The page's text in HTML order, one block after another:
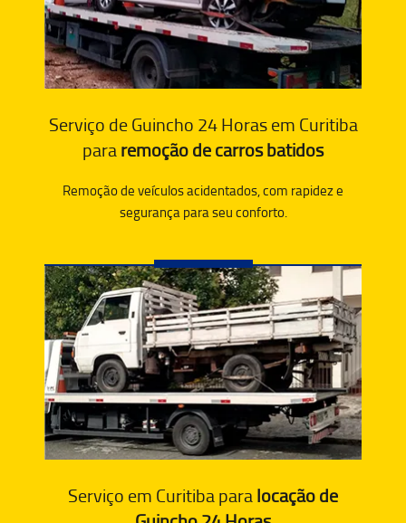
Serviço de Guincho 24 Horas em Curitiba
pararemoção de carros batidos
Remoção de veículos acidentados, com rapidez e
segurança para seu conforto.
Serviço em Curitiba paralocação de